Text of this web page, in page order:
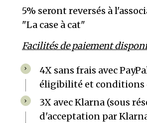
5% seront reversés à
"La case à cat"
Facilités de paiement
4X sans frais avec
éligibilité et conditions
3X avec Klarna (sous
d'acceptation par